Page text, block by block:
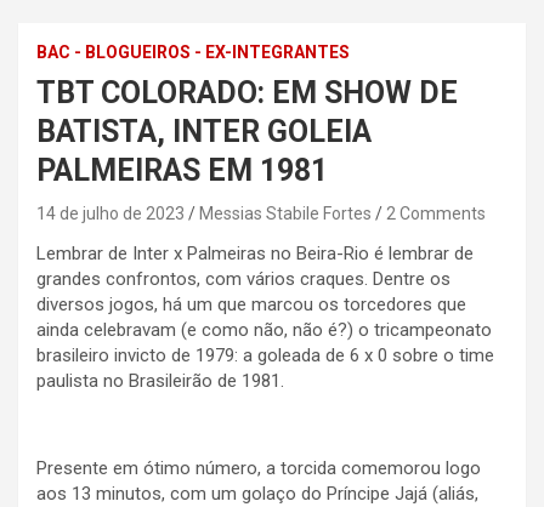
BAC - BLOGUEIROS - EX-INTEGRANTES
TBT COLORADO: EM SHOW DE
BATISTA, INTER GOLEIA
PALMEIRAS EM 1981
14 de julho de 2023 Messias Stabile Fortes 2 Comments
Lembrar de Inter x Palmeiras no Beira-Rio é lembrar de
grandes confrontos, com vários craques. Dentre os
diversos jogos, há um que marcou os torcedores que
ainda celebravam (e como não, não é?) o tricampeonato
brasileiro invicto de 1979: a goleada de 6 x 0 sobre o time
paulista no Brasileirão de 1981.
Presente em ótimo número, a torcida comemorou logo
aos 13 minutos, com um golaço do Príncipe Jajá (aliás,